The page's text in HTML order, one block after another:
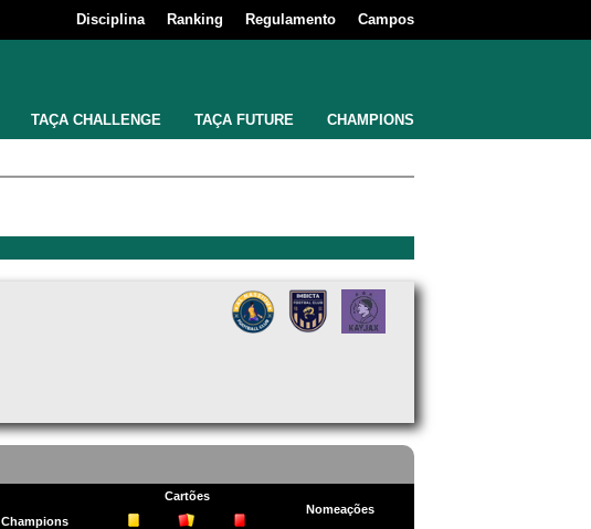
Disciplina Ranking Regulamento Campos
TAÇA CHALLENGE TAÇA FUTURE CHAMPIONS
Cartões
Nomeações
Champions